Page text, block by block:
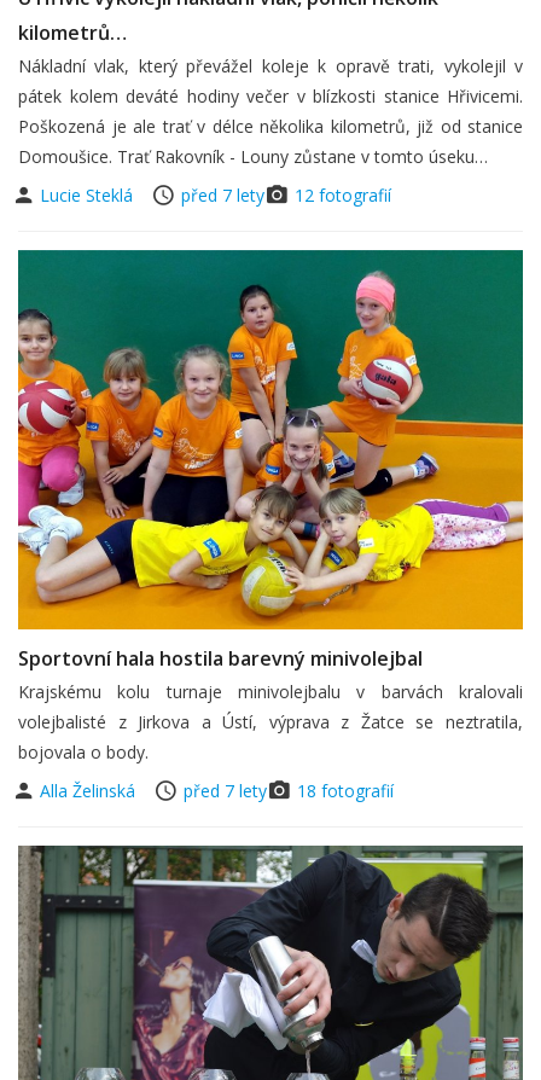
kilometrů…
Nákladní vlak, který převážel koleje k opravě trati, vykolejil v
pátek kolem deváté hodiny večer v blízkosti stanice Hřivicemi.
Poškozená je ale trať v délce několika kilometrů, již od stanice
Domoušice. Trať Rakovník - Louny zůstane v tomto úseku…
Lucie Steklá
před 7 lety 12 fotografií
Sportovní hala hostila barevný minivolejbal
Krajskému kolu turnaje minivolejbalu v barvách kralovali
volejbalisté z Jirkova a Ústí, výprava z Žatce se neztratila,
bojovala o body.
Alla Želinská
před 7 lety 18 fotografií